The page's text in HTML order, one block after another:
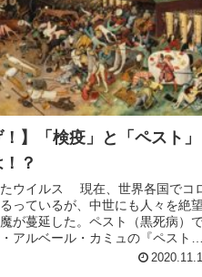
】「検疫」と「ペスト」
？
たウイルス 現在、世界各国でコ
っているが、中世にも人々を絶
が蔓延した。ペスト（黒死病）
アルベール・カミュの『ペスト